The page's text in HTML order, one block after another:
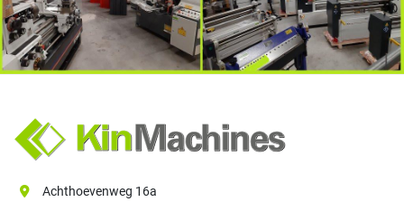
Achthoevenweg 16a